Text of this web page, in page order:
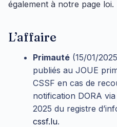
également à notre page loi.
L’affaire
Primauté (15/01/
publiés au JOUE
CSSF en cas de
notification DORA
2025 du registre
cssf.lu.